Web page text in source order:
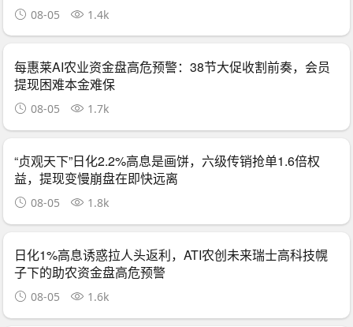
08-05 1.4k
每惠莱AI农业资金盘高危预警：38节大促收割前奏，会员
提现困难本金难保
08-05 1.7k
“贞观天下”日化2.2%高息是画饼，六级传销抢单1.6倍权
益，提现变慢崩盘在即快远离
08-05 1.8k
日化1%高息诱惑拉人头返利，ATI农创未来瑞士高科技幌
子下的助农资金盘高危预警
08-05 1.6k